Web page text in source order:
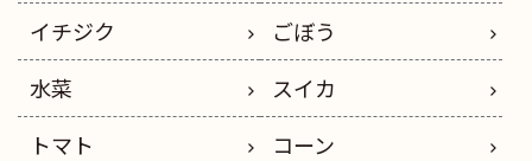
イチジク
ごぼう
水菜
スイカ
トマト
コーン